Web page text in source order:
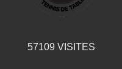
57109 VISITES